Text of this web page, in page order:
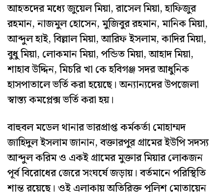
আহতদের মধ্যে জুয়েল মিয়া, রাসেল মিয়া, হাফিজুর
রহমান, নাজমুল হোসেন, মুজিবুর রহমান, মানিক মিয়া,
আব্দুল হাই, বিল্লাল মিয়া, আরিফ ইসলাম, কাদির মিয়া,
বুধু মিয়া, লোকমান মিয়া, পন্ডিত মিয়া, আহাদ মিয়া,
শাহাব উদ্দিন, মিচরি খা কে হবিগঞ্জ সদর আধুনিক
হাসপাতালে ভর্তি করা হয়েছে। অন্যান্যদের উপজেলা
স্বাস্ত্য কমপ্লেক্স ভর্তি করা হয়।
বাহুবল মডেল থানার ভারপ্রাপ্ত কর্মকর্তা মোহাম্মদ
জাহিদুল ইসলাম জানান, বক্তারপুর গ্রামের ইউপি সদস্য
আব্দুল করিম ও একই গ্রামের মুক্তার মিয়ার লোকজন
পূর্ব বিরোধের জেরে সংঘর্ষে জড়ায়। বর্তমানে পরিস্থিতি